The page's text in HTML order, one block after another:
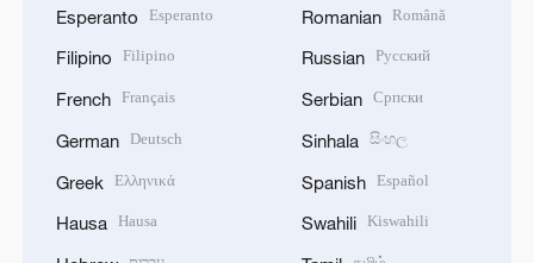
Esperanto Esperanto
Filipino Filipino
French Français
German Deutsch
Greek Ελληνικά
Hausa Hausa
Romanian Română
Russian Русский
Serbian Српски
Sinhala සිංහල
Spanish Español
Swahili Kiswahili